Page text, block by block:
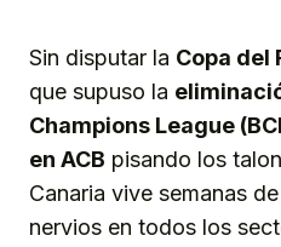
Sin disputar la Copa del
que supuso la
Champions League
en ACB pisando los
Canaria vive semanas
nervios en todos los